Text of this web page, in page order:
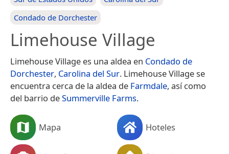
Condado de Dorchester
Limehouse Village
Limehouse Village es una aldea en Condado de
Dorchester, Carolina del Sur. Limehouse Village se
encuentra cerca de la aldea de Farmdale, así como
del barrio deSummerville Farms.
Mapa Hoteles